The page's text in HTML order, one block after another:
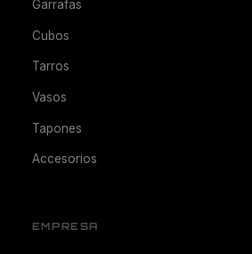
Garrafas
Cubos
Tarros
Vasos
Tapones
Accesorios
EMPRESA